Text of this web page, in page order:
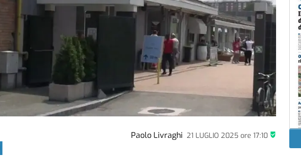
Paolo Livraghi 21 LUGLIO 2025ore 17:10